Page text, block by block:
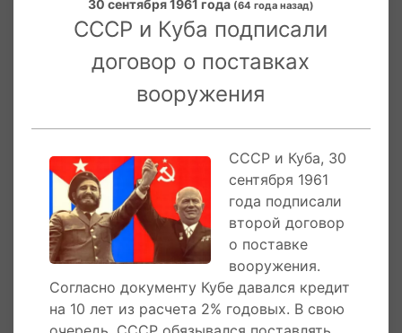
личный состав прибывших подразделений и
выделенные штабом Группы оперативные
работники.
11 сентября 1962 годав ответ на заявления
благоразумие, не терять самообладания и
трезво оценить, к чему могут привести его
действия, если оно развяжет войну. В
советском заявлении намечался реальный
путь к нормализации обстановки в районе
Карибского моря.
13 сентября 1962 года Кеннеди, в своем
заявлении, оставил без ответа предложения
30 сентября 1961 года (64 года назад)
СССР и Куба подписали
договор о поставках
вооружения
СССР и Куба, 30
сентября 1961
года подписали
второй договор
о поставке
вооружения.
Согласно документу Кубе давался кредит
на 10 лет из расчета 2% годовых. В свою